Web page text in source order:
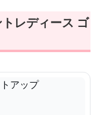
レディース ゴ